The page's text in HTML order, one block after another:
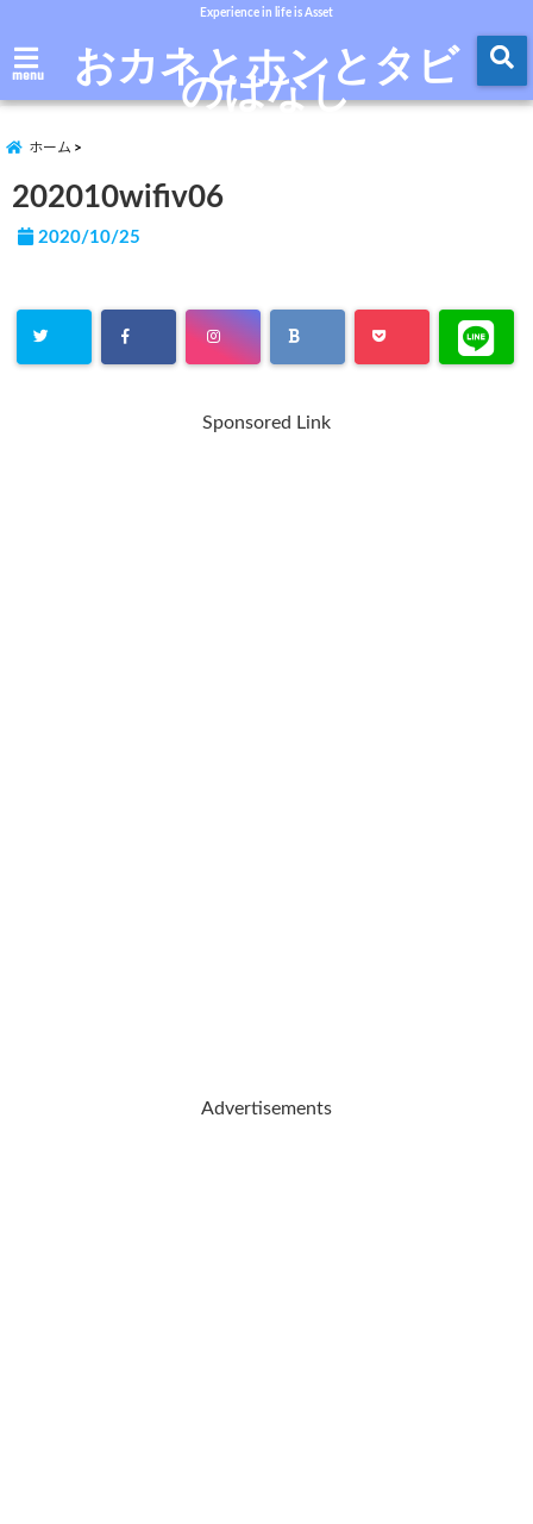
Experience in life is Asset
menu おカネとホンとタビ
のはなし
ホーム
202010wifiv06
2020/10/25
Sponsored Link
Advertisements